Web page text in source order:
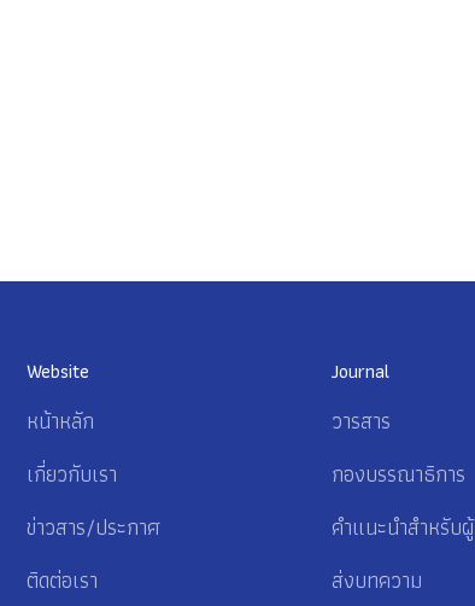
Website
หน้าหลัก
เกี่ยวกับเรา
ข่าวสาร/ประกาศ
ติดต่อเรา
Journal
วารสาร
กองบรรณาธิการ
คำแนะนำสำหรับ
ส่งบทความ